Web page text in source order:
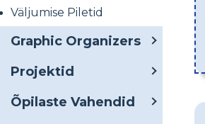
Väljumise Piletid
Graphic Organizers
Projektid
Õpilaste Vahendid